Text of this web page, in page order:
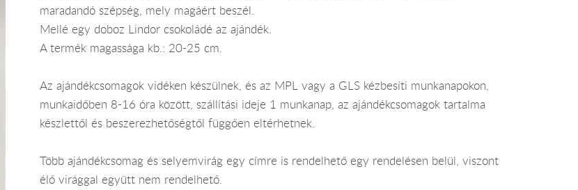
maradandó szépség, mely magáért beszél.
Mellé egy doboz Lindor csokoládé az ajándék.
A termék magassága kb.: 20-25 cm.
Az ajándékcsomagok vidéken készülnek, és az MPL vagy a GLS kézbesíti munkanapokon,
munkaidőben 8-16 óra között, szállítási ideje 1 munkanap, az ajándékcsomagok tartalma
készlettől és beszerezhetőségtől függően eltérhetnek.
Több ajándékcsomag és selyemvirág egy címre is rendelhető egy rendelésen belül, viszont
élő virággal együtt nem rendelhető.